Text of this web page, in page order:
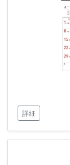
詳細